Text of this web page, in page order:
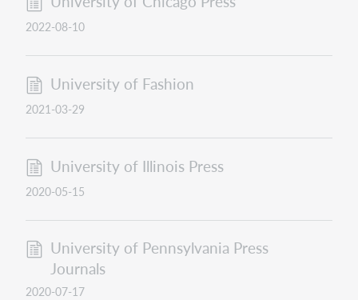
2022-08-10
University of Fashion
2021-03-29
University of Illinois Press
2020-05-15
University of Pennsylvania Press
Journals
2020-07-17